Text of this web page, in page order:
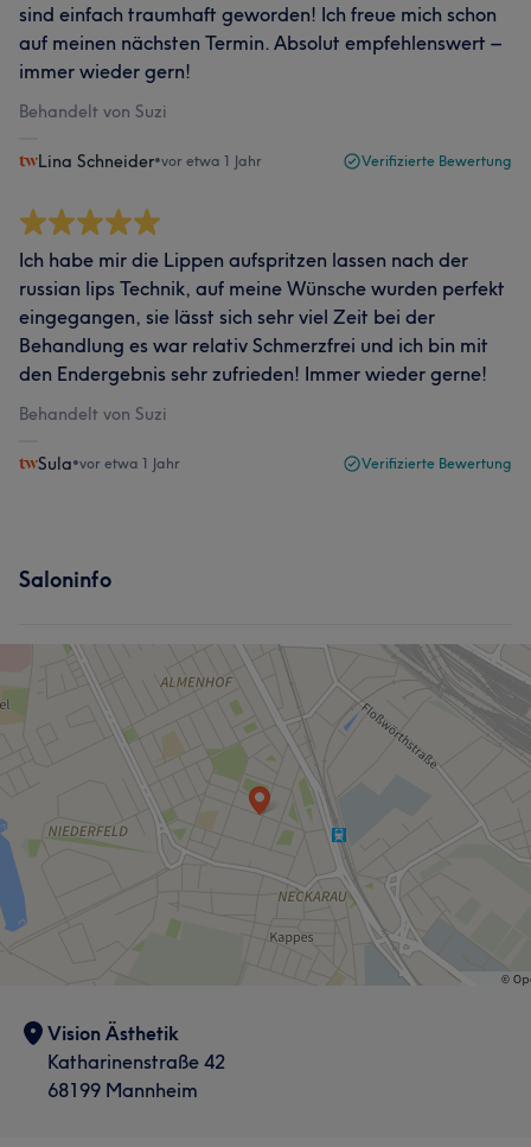
sind einfach traumhaft geworden! Ich freue mich schon
auf meinen nächsten Termin. Absolut empfehlenswert –
immer wieder gern!
Behandelt von Suzi
Lina Schneider•vor etwa 1 Jahr Verifizierte Bewertung
Ich habe mir die Lippen aufspritzen lassen nach der
russian lips Technik, auf meine Wünsche wurden perfekt
eingegangen, sie lässt sich sehr viel Zeit bei der
Behandlung es war relativ Schmerzfrei und ich bin mit
den Endergebnis sehr zufrieden! Immer wieder gerne!
Behandelt von Suzi
Sula•vor etwa 1 Jahr Verifizierte Bewertung
Saloninfo
Vision Ästhetik
Katharinenstraße 42
68199 Mannheim